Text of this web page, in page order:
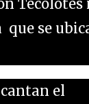
se
el